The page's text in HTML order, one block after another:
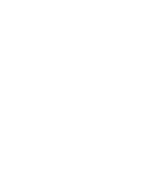
グ切
ティ